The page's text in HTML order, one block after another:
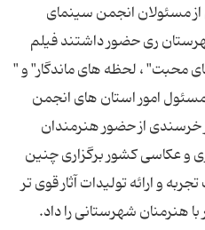
مسئولان انجمن سینمای
ری حضور داشتند فیلم
محبت" ، لحظه های ماندگار" و "
امور استان های انجمن
خرسندی از حضور هنرمندان
و عکاسی کشور برگزاری چنین
و ارائه تولیدات آثار قوی تر
هنرمنان شهرستانی را داد.